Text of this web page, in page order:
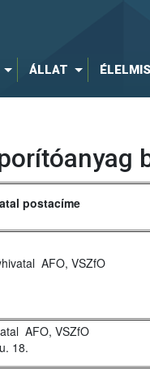
ÁLLAT
postacíme
AFO, VSZfO
AFO, VSZfO
18.